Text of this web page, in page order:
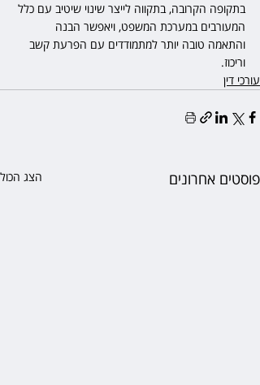
בתקופה הקרובה, בתקווה לייצר שינוי שיטיב עם כלל
המעורבים במערכת המשפט, ויאפשר הבנה
והתאמה טובה יותר למתמודדים עם הפרעת קשב
וריכוז.
עורכי דין
פוסטים אחרונים הצג הכול